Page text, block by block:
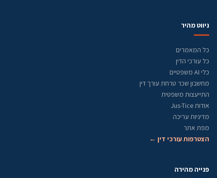
ניווט מהיר
כל המאמרים
כל עורכי הדין
כלי AI משפטיים
מחשבון שכר טרחת עורך דין
התייעצות משפטית
אודות Jus-Tice
מדיניות עריכה
מפת אתר
הצטרפות עורכי דין ←
פנייה מהירה